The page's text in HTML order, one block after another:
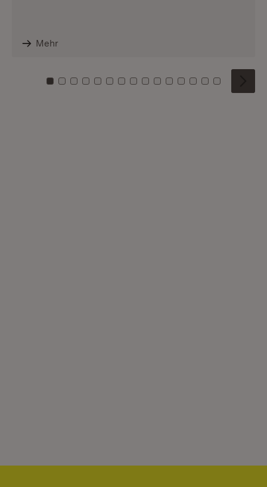
Mehr
Zu Kachel: 0
Zu Kachel: 1
Zu Kachel: 2
Zu Kachel: 3
Zu Kachel: 4
Zu Kachel: 5
Zu Kachel: 6
Zu Kachel: 7
Zu Kachel: 8
Zu Kachel: 9
Zu Kachel: 10
Zu Kachel: 11
Zu Kachel: 12
Zu Kachel:
Zu